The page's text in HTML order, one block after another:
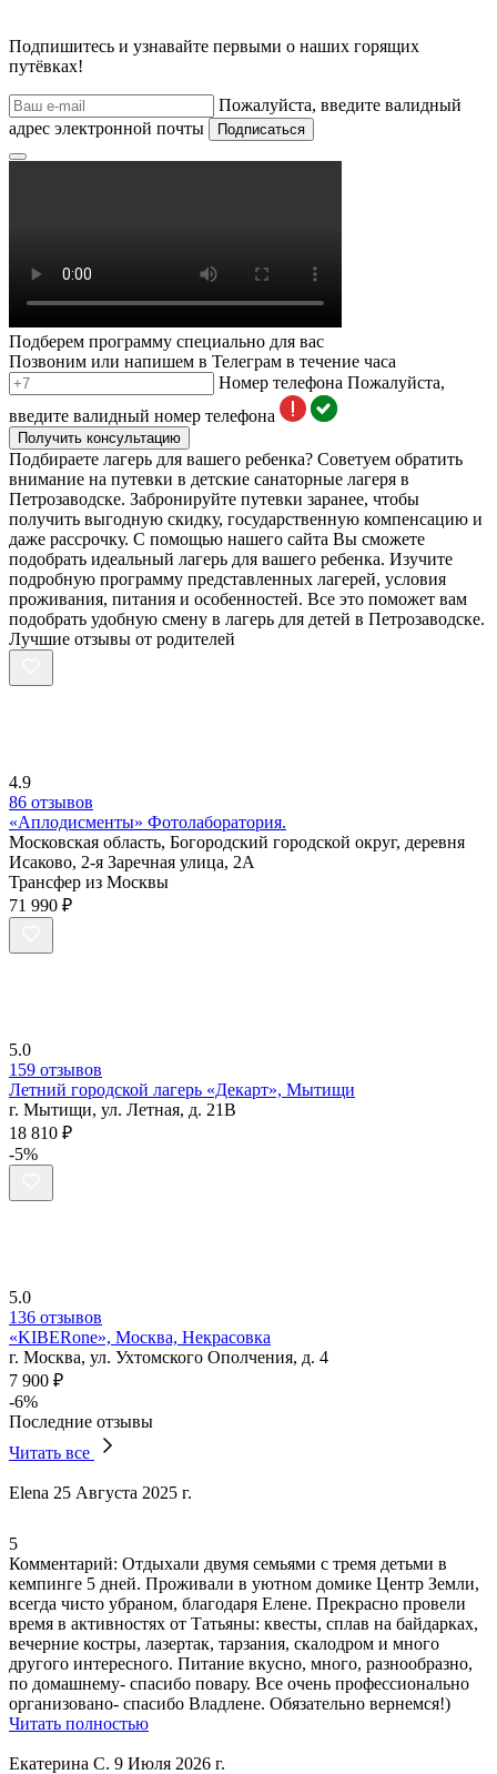
Подпишитесь и узнавайте первыми о наших горящих
путёвках!
Пожалуйста, введите валидный
адрес электронной почты
Подписаться
Подберем программу специально для вас
Позвоним или напишем в Телеграм в течение часа
Номер телефона Пожалуйста,
введите валидный номер телефона
Получить консультацию
Подбираете лагерь для вашего ребенка? Советуем обратить
внимание на путевки в детские cанаторные лагеря в
Петрозаводске. Забронируйте путевки заранее, чтобы
получить выгодную скидку, государственную компенсацию и
даже рассрочку. С помощью нашего сайта Вы сможете
подобрать идеальный лагерь для вашего ребенка. Изучите
подробную программу представленных лагерей, условия
проживания, питания и особенностей. Все это поможет вам
подобрать удобную смену в лагерь для детей в Петрозаводске.
Лучшие отзывы от родителей
4.9
86 отзывов
«Аплодисменты» Фотолаборатория.
Московская область, Богородский городской округ, деревня
Исаково, 2-я Заречная улица, 2А
Трансфер из Москвы
71 990 ₽
5.0
159 отзывов
Летний городской лагерь «Декарт», Мытищи
г. Мытищи, ул. Летная, д. 21В
18 810 ₽
-5%
5.0
136 отзывов
«KIBERone», Москва, Некрасовка
г. Москва, ул. Ухтомского Ополчения, д. 4
7 900 ₽
-6%
Последние отзывы
Читать все
Elena 25 Августа 2025 г.
5
Комментарий: Отдыхали двумя семьями с тремя детьми в
кемпинге 5 дней. Проживали в уютном домике Центр Земли,
всегда чисто убраном, благодаря Елене. Прекрасно провели
время в активностях от Татьяны: квесты, сплав на байдарках,
вечерние костры, лазертак, тарзания, скалодром и много
другого интересного. Питание вкусно, много, разнообразно,
по домашнему- спасибо повару. Все очень профессионально
организовано- спасибо Владлене. Обязательно вернемся!)
Читать полностью
Екатерина С. 9 Июля 2026 г.